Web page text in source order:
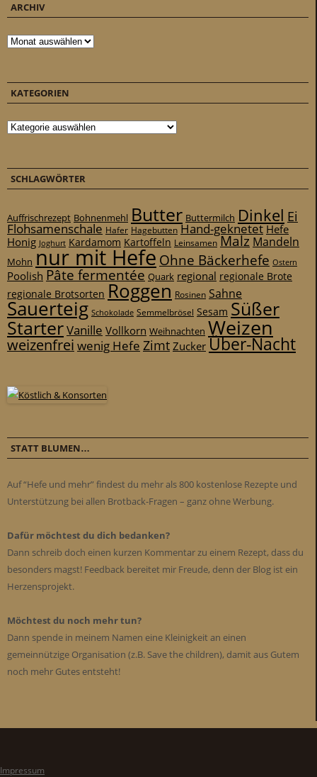
ARCHIV
Archiv
KATEGORIEN
Kategorien
SCHLAGWÖRTER
Auffrischrezept Bohnenmehl Butter Buttermilch Dinkel Ei
Flohsamenschale Hafer Hagebutten Hand-geknetet Hefe
Honig Joghurt Kardamom Kartoffeln Leinsamen Malz Mandeln
Mohn nur mit Hefe Ohne Bäckerhefe Ostern
Poolish Pâte fermentée Quark regional regionale Brote
regionale Brotsorten Roggen Rosinen Sahne
Sauerteig Schokolade Semmelbrösel Sesam Süßer
StarterVanille Vollkorn Weihnachten Weizen
weizenfrei wenig Hefe ZimtZuckerÜber-Nacht
STATT BLUMEN…
Auf “Hefe und mehr” findest du mehr als 800 kostenlose Rezepte und
Unterstützung bei allen Brotback-Fragen – ganz ohne Werbung.
Dafür möchtest du dich bedanken?
Dann schreib doch einen kurzen Kommentar zu einem Rezept, dass du
besonders magst! Feedback bereitet mir Freude, denn der Blog ist ein
Herzensprojekt.
Möchtest du noch mehr tun?
Dann spende in meinem Namen eine Kleinigkeit an einen
gemeinnützige Organisation (z.B. Save the children), damit aus Gutem
noch mehr Gutes entsteht!
Impressum